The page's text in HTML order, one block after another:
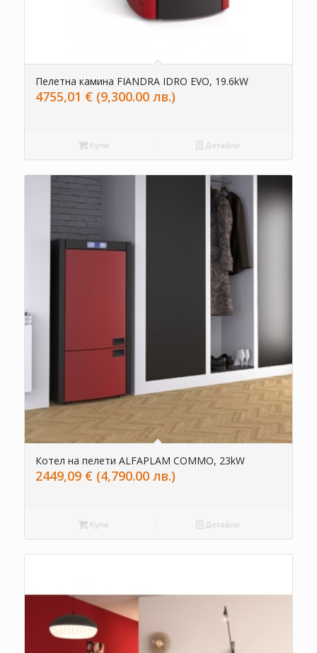
Пелетна камина FIANDRA IDRO EVO, 19.6kW
4755,01 € (9,300.00 лв.)
Купи Детайли
Котел на пелети ALFAPLAM COMMO, 23kW
2449,09 € (4,790.00 лв.)
Купи Детайли